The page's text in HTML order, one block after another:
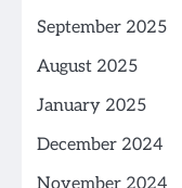
September 2025
August 2025
January 2025
December 2024